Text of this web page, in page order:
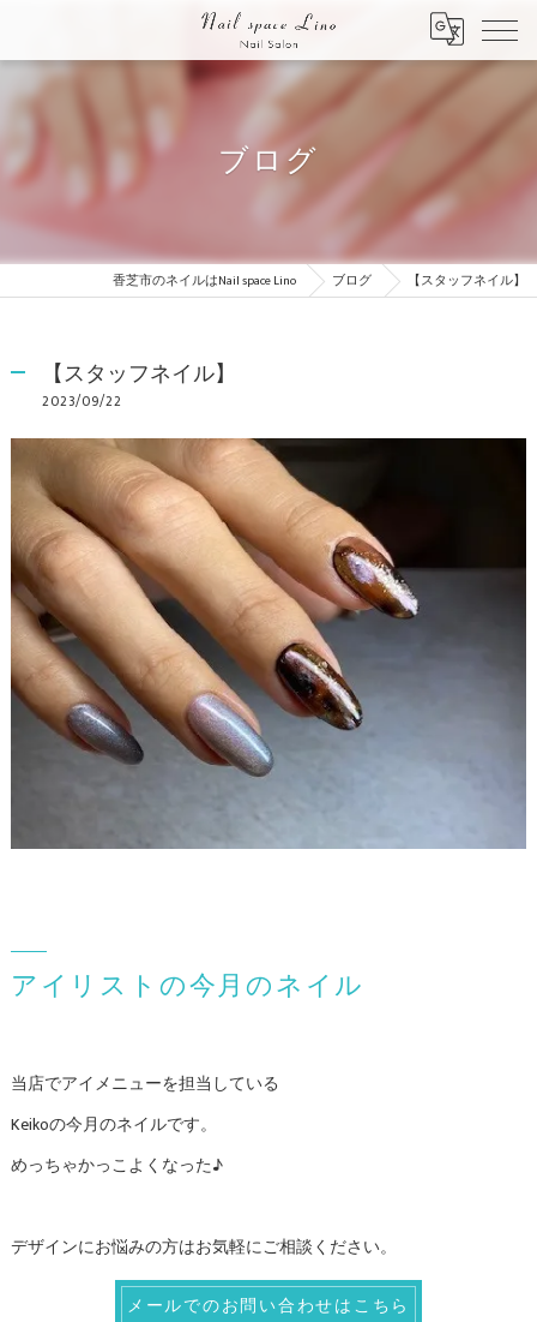
ブログ
香芝市のネイルはNail space Lino ブログ 【スタッフネイル】
【スタッフネイル】
2023/09/22
アイリストの今月のネイル
当店でアイメニューを担当している
Keikoの今月のネイルです。
めっちゃかっこよくなった♪
デザインにお悩みの方はお気軽にご相談ください。
メールでのお問い合わせはこちら